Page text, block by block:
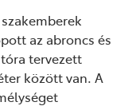
az abroncs és
tervezett
között van. A